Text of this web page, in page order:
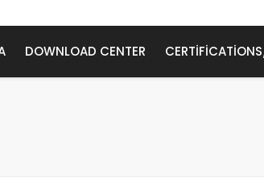
DOWNLOAD CENTER